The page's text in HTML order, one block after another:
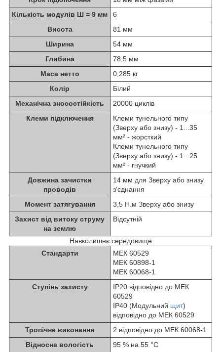
Кількість модулів Ш = 9 мм
6
Висота
81 мм
Ширина
54 мм
Глибина
78,5 мм
Маса нетто
0,285 кг
Колір
Білий
Механічна зносостійкість
20000 циклів
Клеми підключення
Клеми тунельного типу
(Зверху або знизу) - 1...35
мм² - жорсткий
Клеми тунельного типу
(Зверху або знизу) - 1...25
мм² - гнучкий
Довжина зачистки
проводів
14 мм для Зверху або знизу
з'єднання
Момент затягування
3,5 Н.м Зверху або знизу
Захист від витоку струму
на землю
Відсутній
Навколишнє середовище
Стандарти
МЕК 60529
МЕК 60898-1
МЕК 60068-1
Ступінь захисту
IP20 відповідно до МЕК
60529
IP40 (Модульний щит)
відповідно до МЕК 60529
Тропічне виконання
2 відповідно до МЕК 60068-1
Відносна вологість
95 % на 55 °C